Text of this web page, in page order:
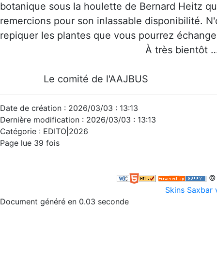
botanique sous la houlette de Bernard Heitz
remercions pour son inlassable disponibilité.
repiquer les plantes que vous
À très bientôt
Le comité de l'AAJBUS
Date de création : 2026/03/03 : 13:13
Dernière modification : 2026/03/03 : 13:13
Catégorie : EDITO|2026
Page lue 39 fois
©
Skins Saxbar
Document généré en 0.03 seconde